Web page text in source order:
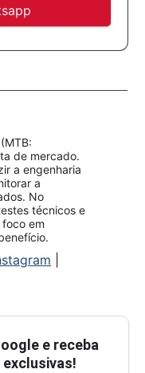
de mercado.
a engenharia
a
No
técnicos e
em
e receba